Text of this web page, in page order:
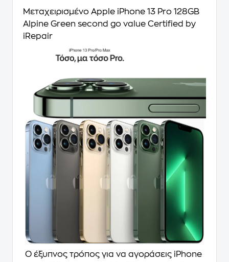
Μεταχειρισμένο Apple iPhone 13 Pro 128GB
Alpine Green second go value Certified by
iRepair
Ο έξυπνος τρόπος για να αγοράσεις iPhone